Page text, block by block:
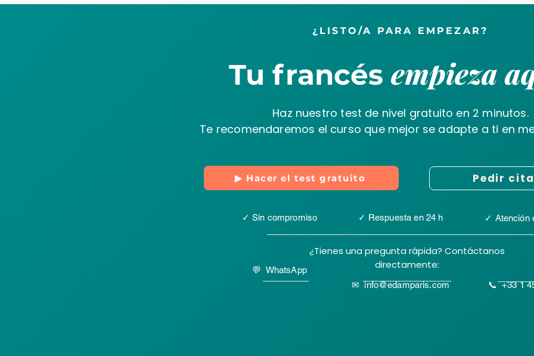
Tu francés empieza
▶ Hacer el test gratuito Pedir
✓ Sin compromiso ✓ Respuesta en 24 h
¿Tienes una pregunta rápida? Contáctanos
directamente:
✉info@edamparis.com 📞 +33 1
¿LISTO/A PARA EMPEZAR?
Haz nuestro test de nivel gratuito en 2 minutos.
Te recomendaremos el curso que mejor se adapte a ti en
✓ Atención
💬 WhatsApp